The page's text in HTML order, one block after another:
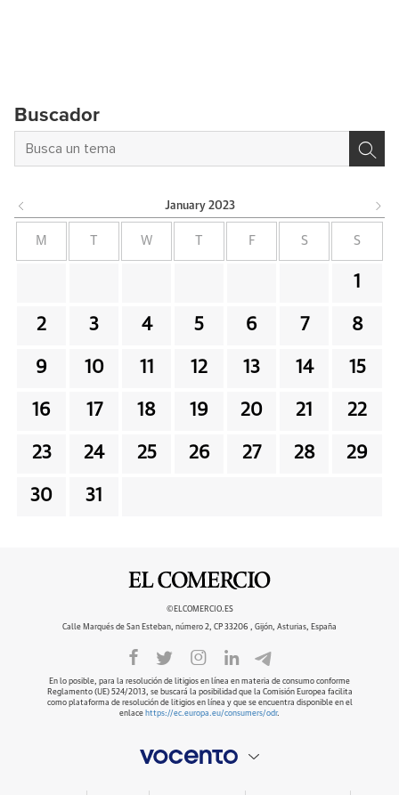
Buscador
January 2023
M W F S S
1
2 3 4 5 6 7 8
9 10 11 12 13 14 15
16 17 18 19 20 21 22
23 24 25 26 27 28 29
30 31
©ELCOMERCIO.ES
Calle Marqués de San Esteban, número 2, CP 33206 , Gijón, Asturias, España
En lo posible, para la resolución de litigios en línea en materia de consumo conforme
Reglamento (UE) 524/2013, se buscará la posibilidad que la Comisión Europea facilita
como plataforma de resolución de litigios en línea y que se encuentra disponible en el
enlace https://ec.europa.eu/consumers/odr.